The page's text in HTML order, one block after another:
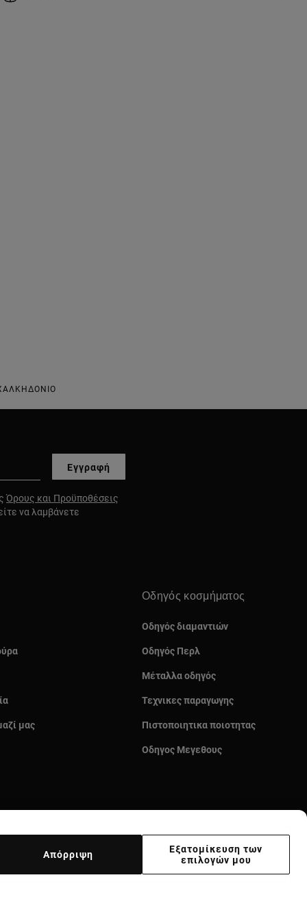
Εγγραφή
Όρους και Προϋποθέσεις
να λαμβάνετε
μας
Οδηγός κοσμήματος
Οδηγός διαμαντιών
Οδηγός Περλ
Μέταλλα οδηγός
Τεχνικες παραγωγης
Πιστοποιητικα ποιοτητας
Οδηγος Μεγεθους
Εξατομίκευση των
επιλογών μου
Απόρριψη